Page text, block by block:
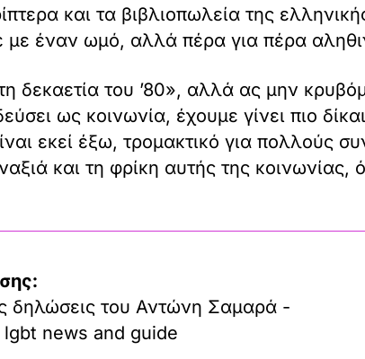
και τα βιβλιοπωλεία της
με έναν ωμό, αλλά πέρα για πέρα
δεκαετία του ’80», αλλά ας μην
ως κοινωνία, έχουμε γίνει πιο
εκεί έξω, τρομακτικό για πολλούς
και τη φρίκη αυτής της κοινωνίας,
δηλώσεις του Αντώνη Σαμαρά -
news and guide